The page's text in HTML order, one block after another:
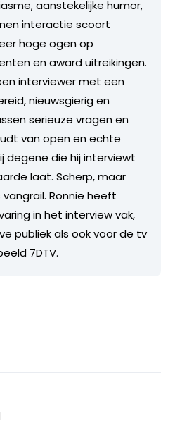
aanstekelijke humor,
interactie scoort
hoge ogen op
en award uitreikingen.
interviewer met een
nieuwsgierig en
serieuze vragen en
van open en echte
degene die hij interviewt
laat. Scherp, maar
Ronnie heeft
in het interview vak,
publiek als ook voor de tv
7DTV.